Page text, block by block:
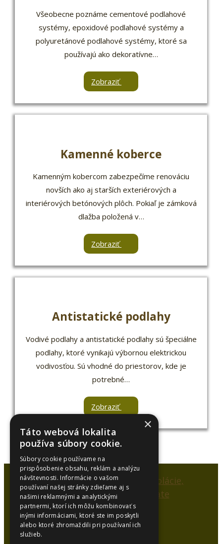
Všeobecne poznáme cementové podlahové
systémy, epoxidové podlahové systémy a
polyuretánové podlahové systémy, ktoré sa
používajú ako dekoratívne…
Zobraziť
Kamenné koberce
Kamenným kobercom zabezpečíme renováciu
novších ako aj starších exteriérových a
interiérových betónových plôch. Pokiaľ je zámková
dlažba položená v…
Zobraziť
Antistatické podlahy
Vodivé podlahy a antistatické podlahy sú špeciálne
podlahy, ktoré vynikajú výbornou elektrickou
vodivosťou. Sú vhodné do priestorov, kde je
potrebné…
Zobraziť
SYNCOL, s.r.o.
×
Táto webová lokalita
používa súbory cookie.
Súbory cookie používame na
prispôsobenie obsahu, reklám a analýzu
návštevnosti. Informácie o vašom
používaní našej stránky zdieľame aj s
našimi reklamnými a analytickými
partnermi, ktorí ich môžu kombinovať s
inými informáciami, ktoré ste im poskytli
alebo ktoré zhromaždili pri používaní ich
služieb.